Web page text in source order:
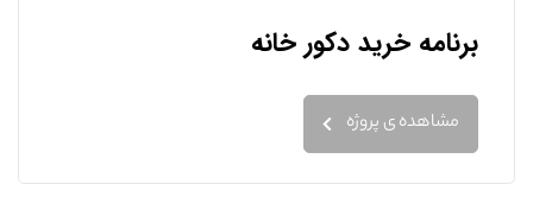
برنامه خرید دکور خانه
مشاهده ی پروژه